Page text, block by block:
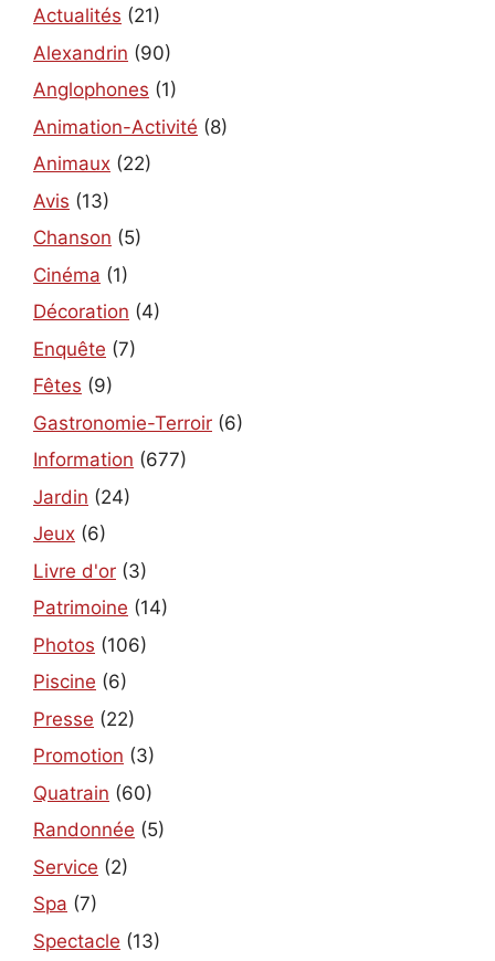
Actualités (21)
Alexandrin (90)
Anglophones (1)
Animation-Activité (8)
Animaux (22)
Avis (13)
Chanson (5)
Cinéma (1)
Décoration (4)
Enquête (7)
Fêtes (9)
Gastronomie-Terroir (6)
Information (677)
Jardin (24)
Jeux (6)
Livre d'or (3)
Patrimoine (14)
Photos (106)
Piscine (6)
Presse (22)
Promotion (3)
Quatrain (60)
Randonnée (5)
Service (2)
Spa (7)
Spectacle (13)